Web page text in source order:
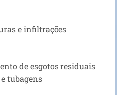
e infiltrações
de esgotos residuais
tubagens